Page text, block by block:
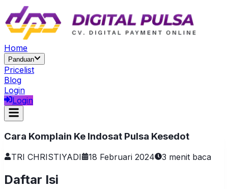
Home
Panduan
Pricelist
Blog
Login
Login
Cara Komplain Ke Indosat Pulsa Kesedot
TRI CHRISTIYADI 18 Februari 2024 3 menit baca
Daftar Isi